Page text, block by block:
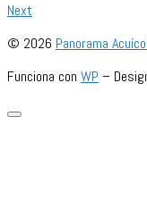
Next
© 2026 Panorama
Funciona con WP –